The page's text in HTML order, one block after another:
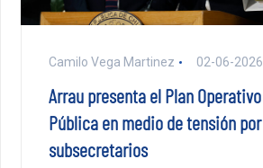
Camilo Vega Martinez 02-06-2026
Arrau presenta el Plan
Pública en medio de tensión
subsecretarios